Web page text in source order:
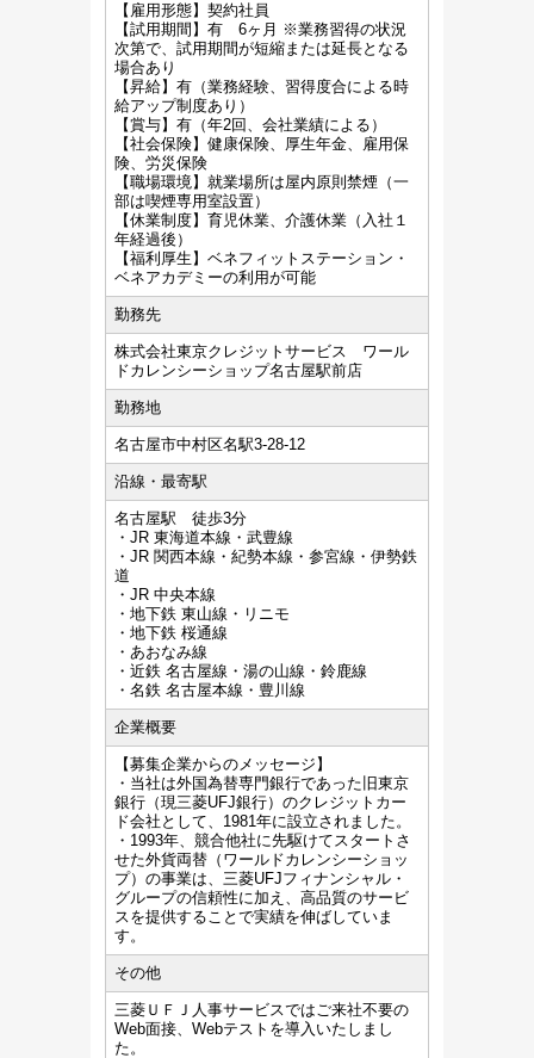
【雇用形態】契約社員
【試用期間】有 6ヶ月 ※業務習得の状況
次第で、試用期間が短縮または延長となる
場合あり
【昇給】有（業務経験、習得度合による時
給アップ制度あり）
【賞与】有（年2回、会社業績による）
【社会保険】健康保険、厚生年金、雇用保
険、労災保険
【職場環境】就業場所は屋内原則禁煙（一
部は喫煙専用室設置）
【休業制度】育児休業、介護休業（入社１
年経過後）
【福利厚生】ベネフィットステーション・
ベネアカデミーの利用が可能
勤務先
株式会社東京クレジットサービス ワール
ドカレンシーショップ名古屋駅前店
勤務地
名古屋市中村区名駅3-28-12
沿線・最寄駅
名古屋駅 徒歩3分
・JR 東海道本線・武豊線
・JR 関西本線・紀勢本線・参宮線・伊勢鉄
道
・JR 中央本線
・地下鉄 東山線・リニモ
・地下鉄 桜通線
・あおなみ線
・近鉄 名古屋線・湯の山線・鈴鹿線
・名鉄 名古屋本線・豊川線
企業概要
【募集企業からのメッセージ】
・当社は外国為替専門銀行であった旧東京
銀行（現三菱UFJ銀行）のクレジットカー
ド会社として、1981年に設立されました。
・1993年、競合他社に先駆けてスタートさ
せた外貨両替（ワールドカレンシーショッ
プ）の事業は、三菱UFJフィナンシャル・
グループの信頼性に加え、高品質のサービ
スを提供することで実績を伸ばしていま
す。
その他
三菱ＵＦＪ人事サービスではご来社不要の
Web面接、Webテストを導入いたしまし
た。